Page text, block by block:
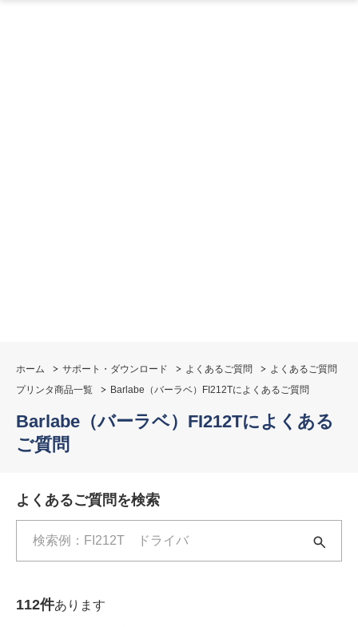
ホーム サポート・ダウンロード よくあるご質問
よくあるご質問
プリンタ商品一覧
Barlabe（バーラベ）FI212Tによくあるご質問
Barlabe（バーラベ）FI212Tによくある
ご質問
よくあるご質問を検索
検索キーワード入力
112件あります